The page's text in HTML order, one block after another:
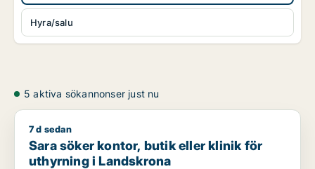
Hyra/salu
5 aktiva sökannonser just nu
Sara söker kontor, butik eller klinik för uthyrning i
7 d sedan
Sara söker kontor, butik eller klinik för
uthyrning i Landskrona